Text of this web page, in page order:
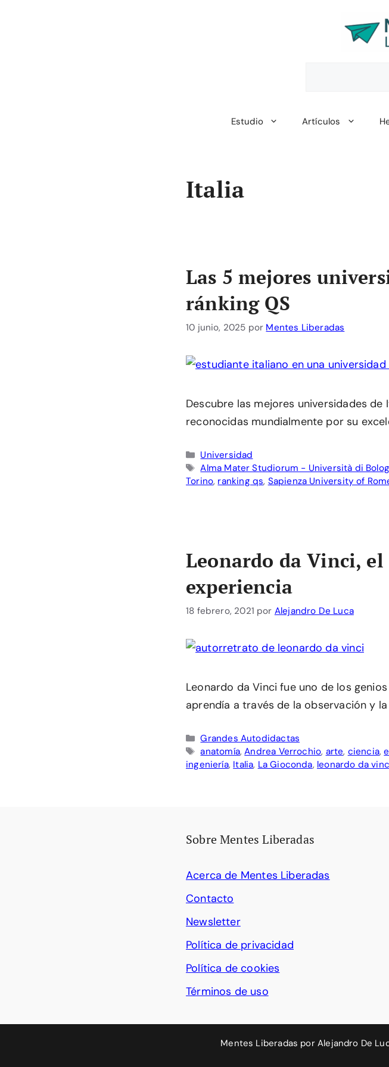
Estudio Artículos
Italia
Las 5 mejores
ránking QS
10 junio, 2025 por Mentes Liberadas
Descubre las mejores universidades de
reconocidas mundialmente por su
Categorías
Universidad
Etiquetas
Alma Mater Studiorum - Università di
Torino, ranking qs, Sapienza University of
Leonardo da Vinci,
experiencia
18 febrero, 2021 por Alejandro De Luca
Leonardo da Vinci fue uno de los
aprendía a través de la observación y
Categorías
Grandes Autodidactas
Etiquetas
anatomía,Andrea Verrochio, arte, ciencia,
ingeniería, Italia, La Gioconda, leonardo da
Sobre Mentes Liberadas
Acerca de Mentes Liberadas
Contacto
Newsletter
Política de privacidad
Política de cookies
Términos de uso
Mentes Liberadas por Alejandro De